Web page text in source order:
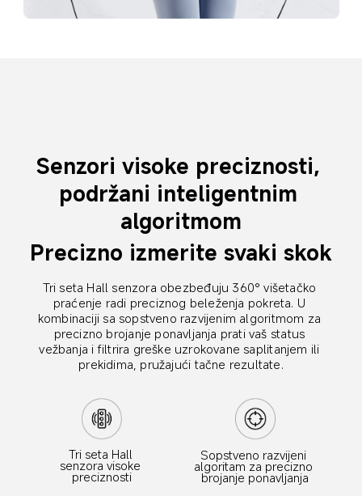
Senzori visoke preciznosti,
podržani inteligentnim
algoritmom
Precizno izmerite svaki skok
Tri seta Hall senzora obezbeđuju 360° višetačko
praćenje radi preciznog beleženja pokreta. U
kombinaciji sa sopstveno razvijenim algoritmom za
precizno brojanje ponavljanja prati vaš status
vežbanja i filtrira greške uzrokovane saplitanjem ili
prekidima, pružajući tačne rezultate.
Tri seta Hall
senzora visoke
preciznosti
Sopstveno razvijeni
algoritam za precizno
brojanje ponavljanja